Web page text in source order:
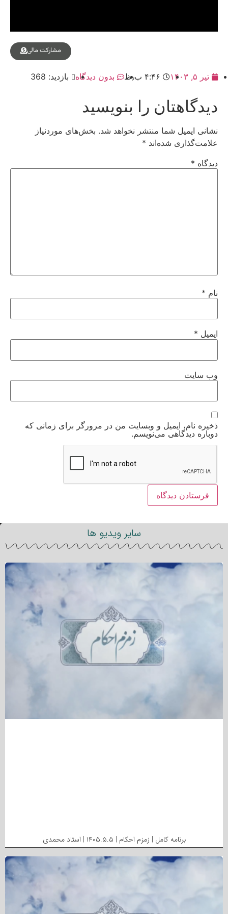
مشارکت مالی
تیر ۵, ۱۴۰۳ ۴:۴۶ ب٫ظ بدون دیدگاه بازدید: 368
دیدگاهتان را بنویسید
نشانی ایمیل شما منتشر نخواهد شد. بخش‌های موردنیاز
علامت‌گذاری شده‌اند *
دیدگاه *
نام *
ایمیل *
وب‌ سایت
ذخیره نام، ایمیل و وبسایت من در مرورگر برای زمانی که
دوباره دیدگاهی می‌نویسم.
سایر ویدیو ها
برنامه کامل | زمزم احکام | ۱۴۰۵.۵.۵ | استاد محمدی